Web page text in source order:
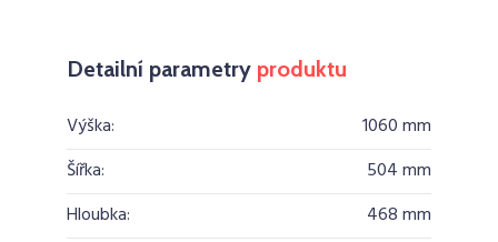
Detailní parametry produktu
Výška:
1060 mm
Šířka:
504 mm
Hloubka:
468 mm